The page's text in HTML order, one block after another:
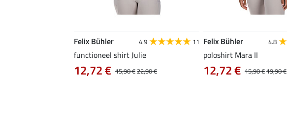
Felix Bühler 4.9 11
functioneel shirt Julie
15,90 €22,90 €
12,72 €
Felix Bühler 4.8
poloshirt Mara II
15,90 €19,90 €
12,72 €